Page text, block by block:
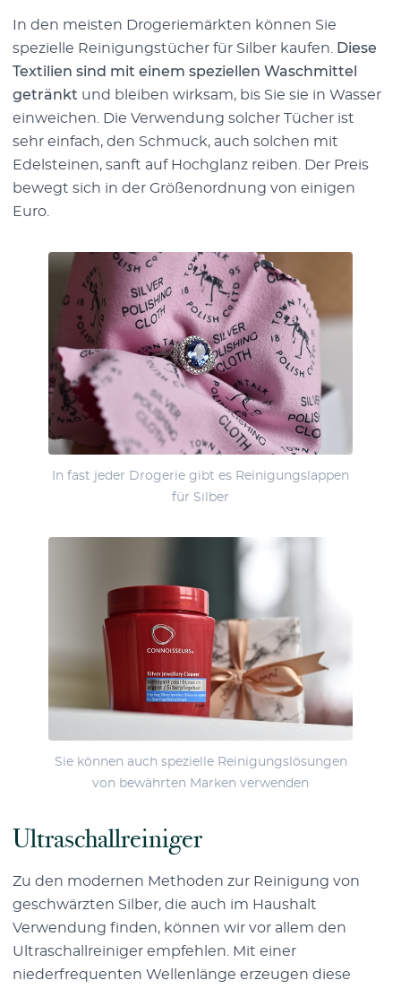
In den meisten Drogeriemärkten können Sie
spezielle Reinigungstücher für Silber kaufen.
Diese
Textilien sind mit einem speziellen Waschmittel
getränkt und bleiben wirksam, bis Sie sie in Wasser
einweichen. Die Verwendung solcher Tücher ist
sehr einfach, den Schmuck, auch solchen mit
Edelsteinen, sanft auf Hochglanz reiben. Der Preis
bewegt sich in der Größenordnung von einigen
Euro.
In fast jeder Drogerie gibt es Reinigungslappen
für Silber
Sie können auch spezielle Reinigungslösungen
von bewährten Marken verwenden
Ultraschallreiniger
Zu den modernen Methoden zur Reinigung von
geschwärzten Silber, die auch im Haushalt
Verwendung finden, können wir vor allem den
Ultraschallreiniger empfehlen. Mit einer
niederfrequenten Wellenlänge erzeugen diese